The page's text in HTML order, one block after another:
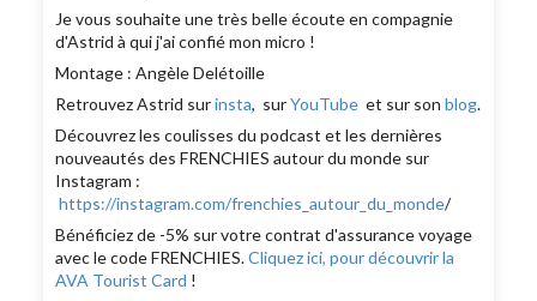
Je vous souhaite une très belle écoute en compagnie
d'Astrid à qui j'ai confié mon micro !
Montage : Angèle Delétoille
Retrouvez Astrid surinsta, surYouTube et sur sonblog.
Découvrez les coulisses du podcast et les dernières
nouveautés des FRENCHIES autour du monde sur
Instagram :
https://instagram.com/frenchies_autour_du_monde/
Bénéficiez de -5% sur votre contrat d'assurance voyage
avec le code FRENCHIES.Cliquez ici, pour découvrir la
AVA Tourist Card !